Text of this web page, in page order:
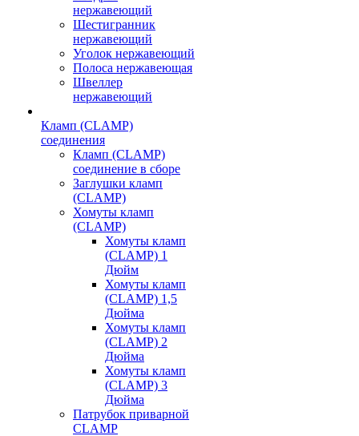
нержавеющий
Шестигранник
нержавеющий
Уголок нержавеющий
Полоса нержавеющая
Швеллер
нержавеющий
Кламп (CLAMP)
соединения
Кламп (CLAMP)
соединение в сборе
Заглушки кламп
(CLAMP)
Хомуты кламп
(CLAMP)
Хомуты кламп
(CLAMP) 1
Дюйм
Хомуты кламп
(CLAMP) 1,5
Дюйма
Хомуты кламп
(CLAMP) 2
Дюйма
Хомуты кламп
(CLAMP) 3
Дюйма
Патрубок приварной
CLAMP